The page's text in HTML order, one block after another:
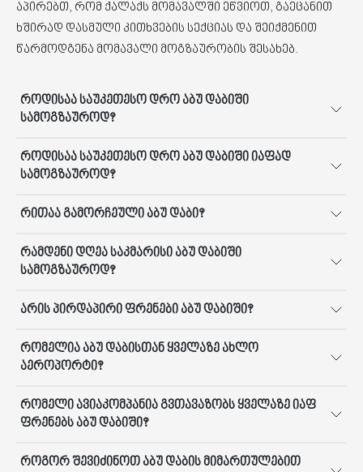
აპირებთ, რომ ქალაქს მომავალში ეწვიოთ, გაეცანით
ხშირად დასმული კითხვების სექციას და შეიქმენით
წარმოდგენა მომავალი მოგზაურობის შესახებ.
როდისაა საუკეთესო დრო აბუ დაბიში
სამოგზაუროდ?
როდისაა საუკეთესო დრო აბუ დაბიში იაფად
სამოგზაუროდ?
რითაა გამორჩეული აბუ დაბი?
რამდენი დღეა საკმარისი აბუ დაბიში
სამოგზაუროდ?
არის პირდაპირი ფრენები აბუ დაბიში?
რომელია აბუ დაბისთან ყველაზე ახლო
აეროპორტი?
რომელი ავიაკომპანია გვთავაზობს ყველაზე იაფ
ფრენებს აბუ დაბიში?
როგორ შევიძინოთ აბუ დაბის მიმართულებით